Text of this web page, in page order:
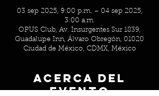
03 sep 2025, 9:00 p.m. – 04 sep 2025,
3:00 a.m.
OPUS Club, Av. Insurgentes Sur 1839,
Guadalupe Inn, Álvaro Obregón, 01020
Ciudad de México, CDMX, México
Acerca del
evento